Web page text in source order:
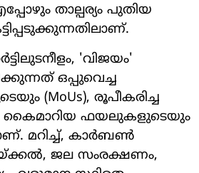
താല്പര്യം പുതിയ
'വിജയം'
ഒപ്പുവെച്ച
(MoUs), രൂപീകരിച്ച
കൈമാറിയ ഫയലുകളുടെയും
മറിച്ച്, കാർബൺ
ജല സംരക്ഷണം,